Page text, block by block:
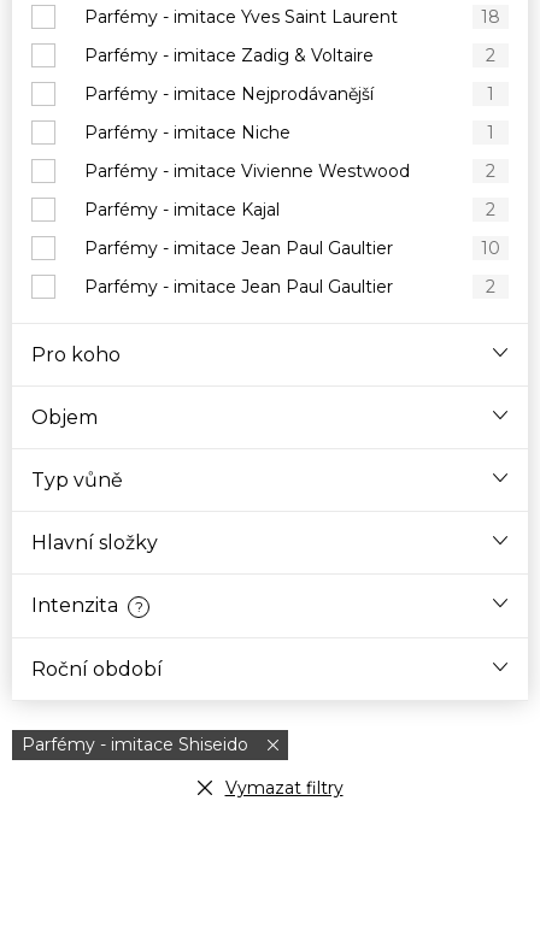
Parfémy - imitace Yves Saint Laurent
18
Parfémy - imitace Zadig & Voltaire
2
Parfémy - imitace Nejprodávanější
1
Parfémy - imitace Niche
1
Parfémy - imitace Vivienne Westwood
2
Parfémy - imitace Kajal
2
Parfémy - imitace Jean Paul Gaultier
10
Parfémy - imitace Jean Paul Gaultier
2
Pro koho
Objem
Typ vůně
Hlavní složky
Intenzita ?
Roční období
Parfémy - imitace Shiseido
Vymazat filtry